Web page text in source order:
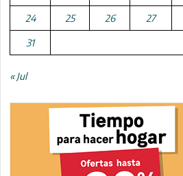
24 25 26 27
31
« Jul